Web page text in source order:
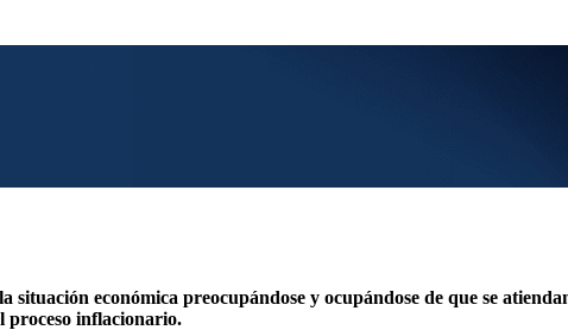
económica preocupándose y ocupándose de que se
proceso inflacionario.